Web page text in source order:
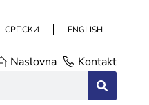
СРПСКИ ENGLISH
Naslovna Kontakt